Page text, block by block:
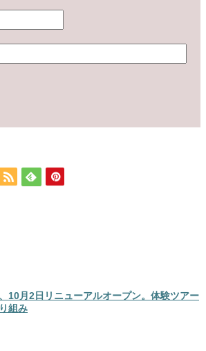
10月2日リニューアルオープン。体験ツアー
組み